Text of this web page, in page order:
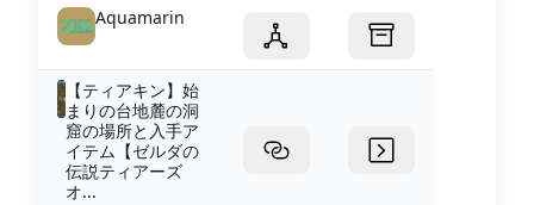
Aquamarin
【ティアキン】始
まりの台地麓の洞
窟の場所と入手ア
イテム【ゼルダの
伝説ティアーズ
オ...